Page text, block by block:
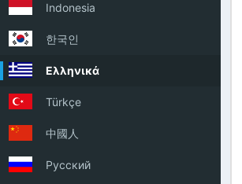
Indonesia
한국인
Ελληνικά
Türkçe
中國人
Русский